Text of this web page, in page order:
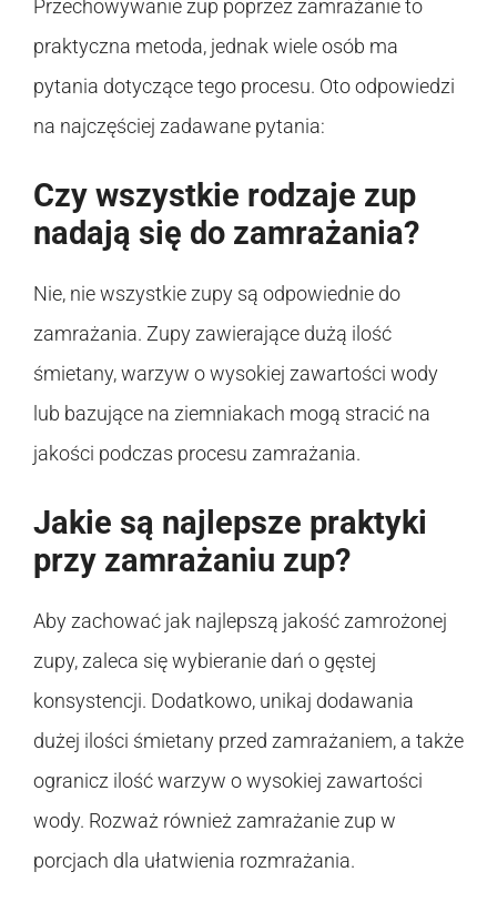
Przechowywanie zup poprzez zamrażanie to
praktyczna metoda, jednak wiele osób ma
pytania dotyczące tego procesu. Oto odpowiedzi
na najczęściej zadawane pytania:
Czy wszystkie rodzaje zup
nadają się do zamrażania?
Nie, nie wszystkie zupy są odpowiednie do
zamrażania. Zupy zawierające dużą ilość
śmietany, warzyw o wysokiej zawartości wody
lub bazujące na ziemniakach mogą stracić na
jakości podczas procesu zamrażania.
Jakie są najlepsze praktyki
przy zamrażaniu zup?
Aby zachować jak najlepszą jakość zamrożonej
zupy, zaleca się wybieranie dań o gęstej
konsystencji. Dodatkowo, unikaj dodawania
dużej ilości śmietany przed zamrażaniem, a także
ogranicz ilość warzyw o wysokiej zawartości
wody. Rozważ również zamrażanie zup w
porcjach dla ułatwienia rozmrażania.